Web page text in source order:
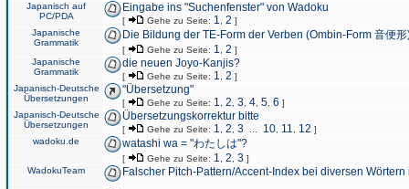
Japanisch auf
PC/PDA
Eingabe ins "Suchenfenster" von Wadoku
[ Gehe zu Seite: 1 2 ]
Japanische
Grammatik
Die Bildung der TE-Form der Verben (Ombin-Form 音便形
[ Gehe zu Seite: 1 2 ]
Japanische
Grammatik
die neuen Joyo-Kanjis?
[ Gehe zu Seite: 1 2 ]
Japanisch-Deutsche
Übersetzungen
"Übersetzung"
[ Gehe zu Seite: 1 2 3 4 5 6 ]
Japanisch-Deutsche
Übersetzungen
Übersetzungskorrektur bitte
[ Gehe zu Seite: 1 2 3 10 11 12 ]
wadoku.de
watashi wa = "わたしは"?
[ Gehe zu Seite: 1 2 3 ]
WadokuTeam
Falscher Pitch-Pattern/Accent-Index bei diversen